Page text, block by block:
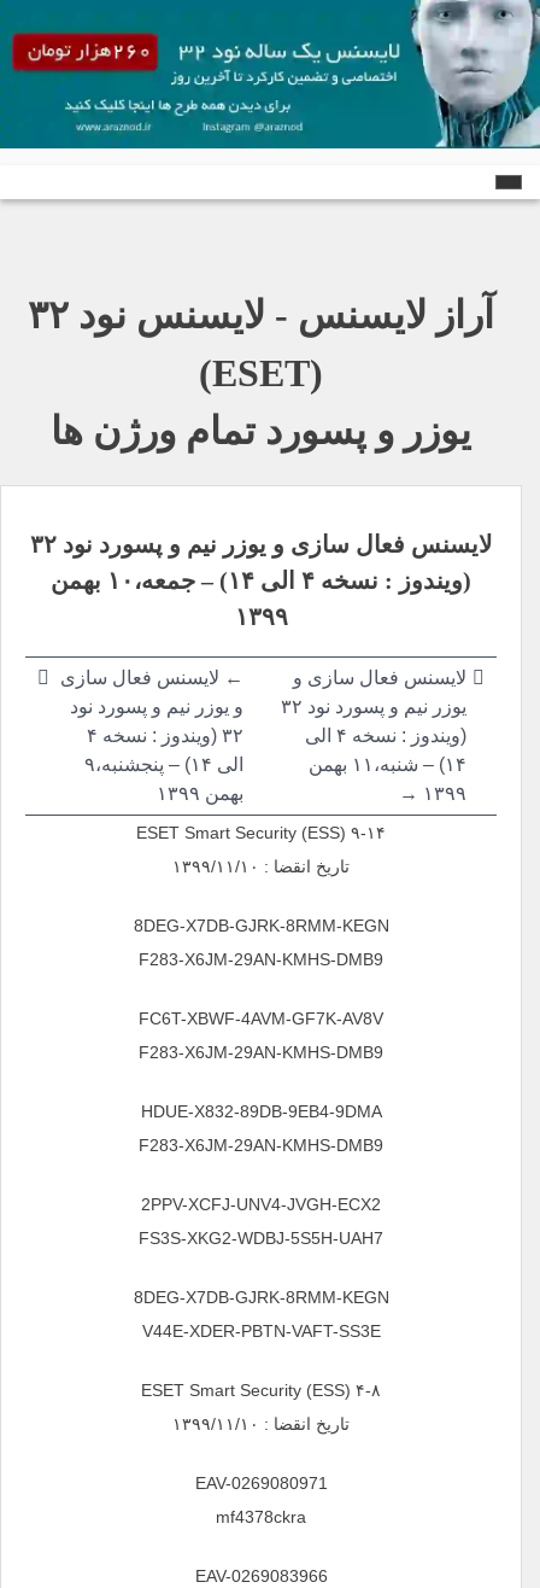
آراز لایسنس - لایسنس نود ٣٢
(ESET)
یوزر و پسورد تمام ورژن ها
لایسنس فعال سازی و یوزر نیم و پسورد نود ۳۲
(ویندوز : نسخه ۴ الی ۱۴) – جمعه،۱۰ بهمن
۱۳۹۹
راهبری
نوشته
← لایسنس فعال سازی
و یوزر نیم و پسورد نود
۳۲ (ویندوز : نسخه ۴
الی ۱۴) – پنجشنبه،۹
بهمن ۱۳۹۹
لایسنس فعال سازی و
یوزر نیم و پسورد نود ۳۲
(ویندوز : نسخه ۴ الی
۱۴) – شنبه،۱۱ بهمن
۱۳۹۹ →
ESET Smart Security (ESS) ۹-۱۴
تاریخ انقضا : ۱۳۹۹/۱۱/۱۰
8DEG-X7DB-GJRK-8RMM-KEGN
F283-X6JM-29AN-KMHS-DMB9
FC6T-XBWF-4AVM-GF7K-AV8V
F283-X6JM-29AN-KMHS-DMB9
HDUE-X832-89DB-9EB4-9DMA
F283-X6JM-29AN-KMHS-DMB9
2PPV-XCFJ-UNV4-JVGH-ECX2
FS3S-XKG2-WDBJ-5S5H-UAH7
8DEG-X7DB-GJRK-8RMM-KEGN
V44E-XDER-PBTN-VAFT-SS3E
ESET Smart Security (ESS) ۴-۸
تاریخ انقضا : ۱۳۹۹/۱۱/۱۰
EAV-0269080971
mf4378ckra
EAV-0269083966